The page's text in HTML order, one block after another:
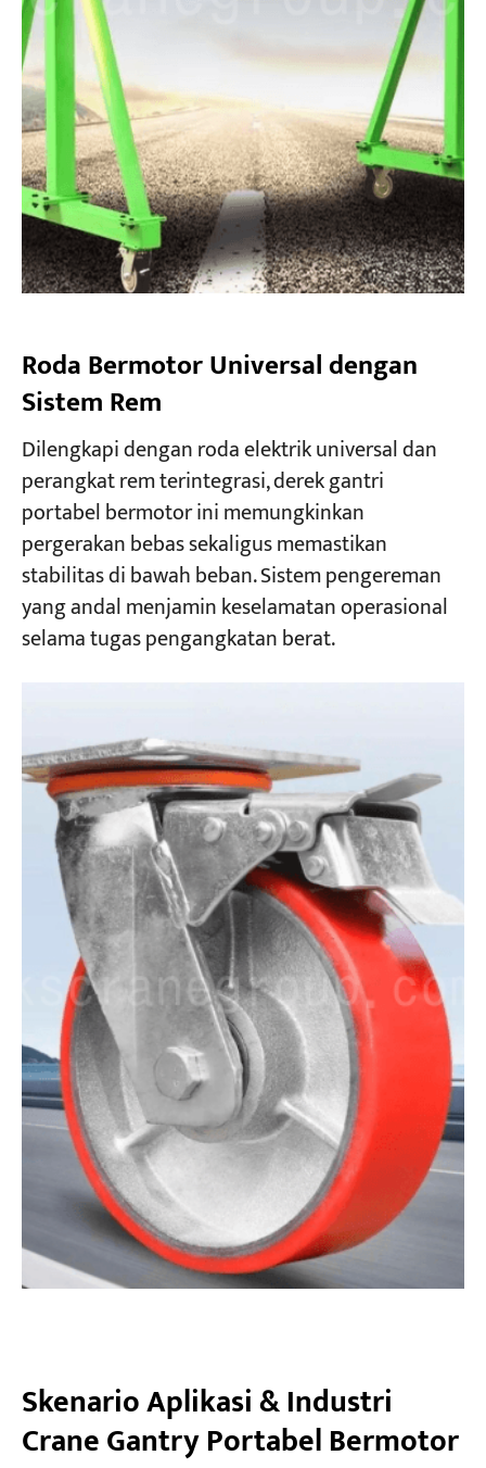
Roda Bermotor Universal dengan
Sistem Rem
Dilengkapi dengan roda elektrik universal dan
perangkat rem terintegrasi, derek gantri
portabel bermotor ini memungkinkan
pergerakan bebas sekaligus memastikan
stabilitas di bawah beban. Sistem pengereman
yang andal menjamin keselamatan operasional
selama tugas pengangkatan berat.
Skenario Aplikasi & Industri
Crane Gantry Portabel Bermotor